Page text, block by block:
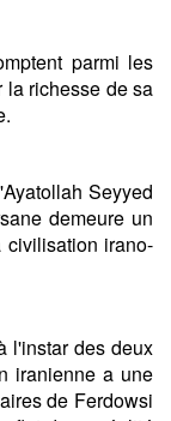
parmi les
la richesse de sa
Seyyed
demeure un
irano-
l'instar des deux
iranienne a une
de Ferdowsi